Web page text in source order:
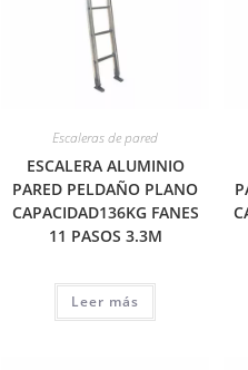
Escaleras de pared
ESCALERA ALUMINIO
PARED PELDAÑO PLANO
CAPACIDAD136KG FANES
11 PASOS 3.3M
Leer más